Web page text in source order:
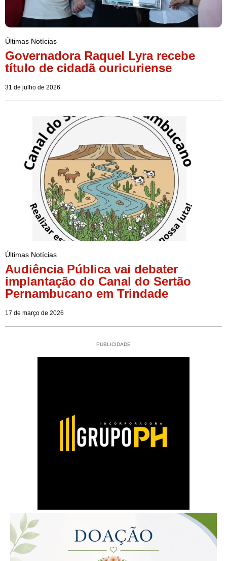
Últimas Notícias
Governadora Raquel Lyra recebe
título de cidadã ouricuriense
31 de julho de 2026
Últimas Notícias
Audiência Pública vai debater
implantação do Canal do Sertão
Pernambucano em Trindade
17 de março de 2026
PUBLICIDADE